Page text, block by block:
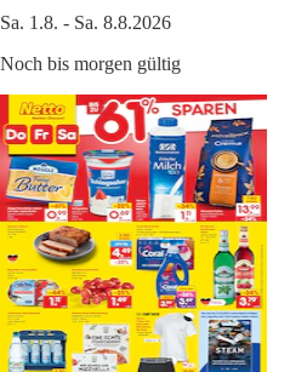
Sa. 1.8. - Sa. 8.8.2026
Noch bis morgen gültig